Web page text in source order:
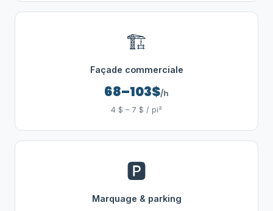
🏗️
Façade commerciale
68–103$/h
4 $ – 7 $ / pi²
🅿️
Marquage & parking